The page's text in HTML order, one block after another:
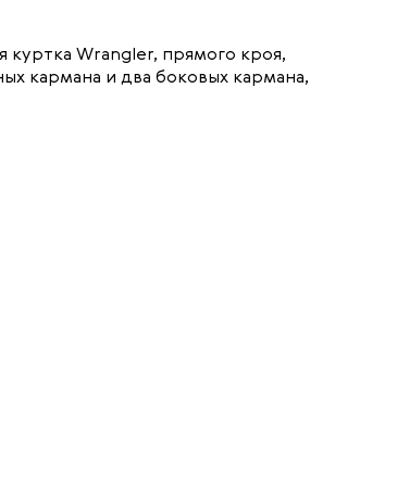
куртка Wrangler, прямого кроя,
кармана и два боковых кармана,